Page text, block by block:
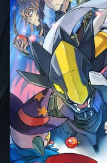
Synchro
Dragon
Cyber
Dragon
Infinity
Daigusto
Emeral
Ghost
Ogre
&
Snow
Rabbit
Ignister